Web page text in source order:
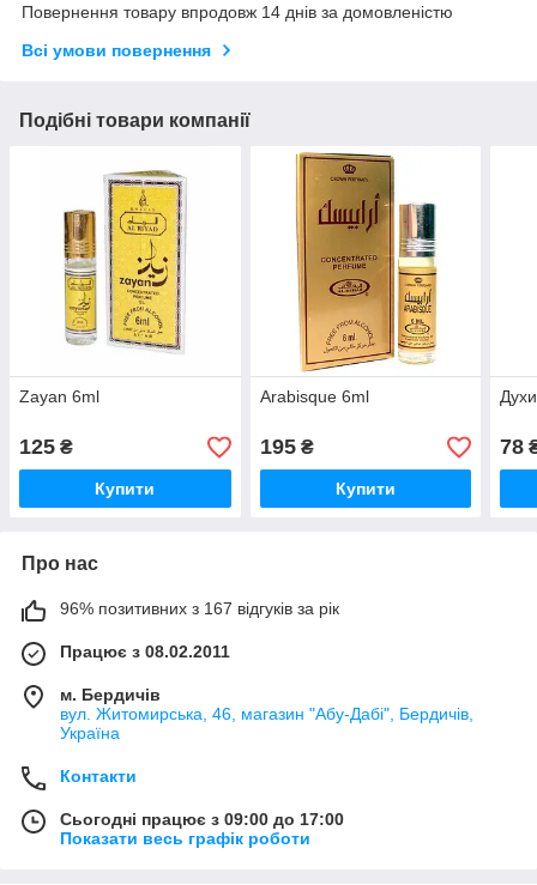
Повернення товару впродовж 14 днів за домовленістю
Всі умови повернення
Подібні товари компанії
Zayan 6ml
125 ₴
Купити
Arabisque 6ml
195₴
Купити
78
Про нас
96% позитивних з 167 відгуків за рік
Працює з 08.02.2011
м. Бердичів
вул. Житомирська, 46, магазин "Абу-Дабі", Бердичів,
Україна
Контакти
Сьогодні працює з 09:00 до 17:00
Показати весь графік роботи